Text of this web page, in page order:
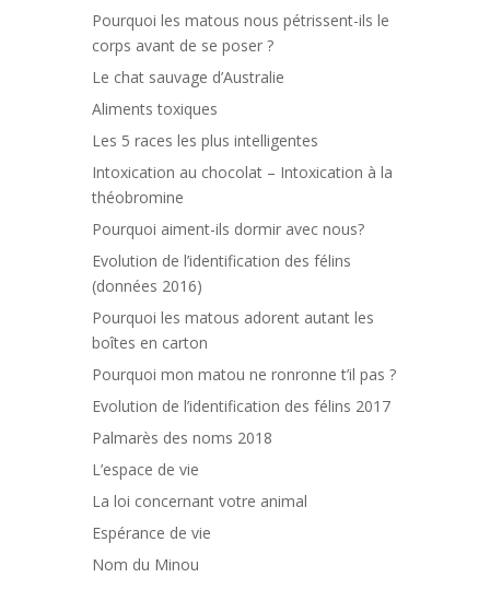
Pourquoi les matous nous pétrissent-ils le
corps avant de se poser ?
Le chat sauvage d’Australie
Aliments toxiques
Les 5 races les plus intelligentes
Intoxication au chocolat – Intoxication à la
théobromine
Pourquoi aiment-ils dormir avec nous?
Evolution de l’identification des félins
(données 2016)
Pourquoi les matous adorent autant les
boîtes en carton
Pourquoi mon matou ne ronronne t’il pas ?
Evolution de l’identification des félins 2017
Palmarès des noms 2018
L’espace de vie
La loi concernant votre animal
Espérance de vie
Nom du Minou